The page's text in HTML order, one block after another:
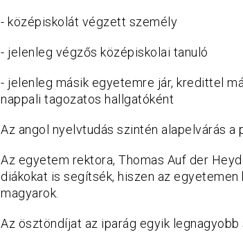
- középiskolát végzett személy
- jelenleg végzős középiskolai tanuló
- jelenleg másik egyetemre jár, kredittel
nappali tagozatos hallgatóként
Az angol nyelvtudás szintén alapelvárás
Az egyetem rektora, Thomas Auf der
diákokat is segítsék, hiszen az
magyarok.
Az ösztöndíjat az iparág egyik